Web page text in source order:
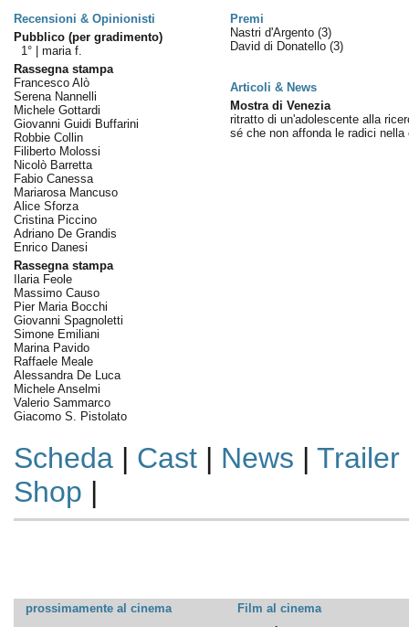
Recensioni & Opinionisti
Premi
Pubblico (per gradimento)
1° | maria f.
Rassegna stampa
Francesco Alò
Serena Nannelli
Michele Gottardi
Giovanni Guidi Buffarini
Robbie Collin
Filiberto Molossi
Nicolò Barretta
Fabio Canessa
Mariarosa Mancuso
Alice Sforza
Cristina Piccino
Adriano De Grandis
Enrico Danesi
Rassegna stampa
Ilaria Feole
Massimo Causo
Pier Maria Bocchi
Giovanni Spagnoletti
Simone Emiliani
Marina Pavido
Raffaele Meale
Alessandra De Luca
Michele Anselmi
Valerio Sammarco
Giacomo S. Pistolato
Nastri d'Argento (3)
David di Donatello (3)
Articoli & News
Mostra di Venezia
ritratto di un'adolescente alla
sé che non affonda le radici nella
Scheda| Cast| News | Trailer
Shop |
prossimamente al cinema
Film al cinema